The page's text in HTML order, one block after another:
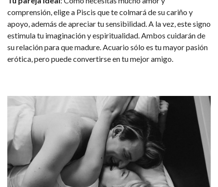
comprensión, elige a Piscis que te colmará de su cariño y
apoyo, además de apreciar tu sensibilidad. A la vez, este signo
estimula tu imaginación y espiritualidad. Ambos cuidarán de
su relación para que madure. Acuario sólo es tu mayor pasión
erótica, pero puede convertirse en tu mejor amigo.